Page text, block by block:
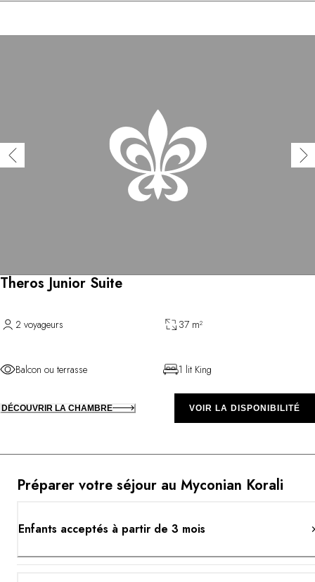
Préparer votre séjour au Myconian Korali
Enfants acceptés à partir de 3 mois
Theros Junior Suite
2 voyageurs 37 m²
Balcon ou terrasse 1 lit King
DÉCOUVRIR LA CHAMBRE VOIR LA DISPONIBILITÉ